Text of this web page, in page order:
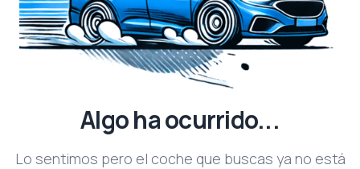
Algo ha ocurrido...
Lo sentimos pero el coche que buscas ya no está